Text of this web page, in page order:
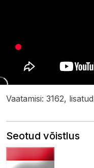
Vaatamisi: 3162,
Seotud võistlus